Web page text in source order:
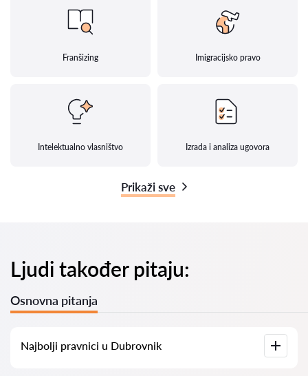
Franšizing Imigracijsko pravo
Intelektualno vlasništvo Izrada i analiza ugovora
Prikaži sve
Ljudi također pitaju:
Osnovna pitanja
Najbolji pravnici u Dubrovnik